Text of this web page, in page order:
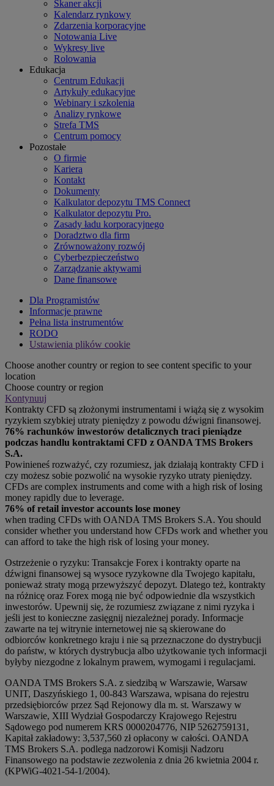
Skaner akcji
Kalendarz rynkowy
Zdarzenia korporacyjne
Notowania Live
Wykresy live
Rolowania
Edukacja
Centrum Edukacji
Artykuły edukacyjne
Webinary i szkolenia
Analizy rynkowe
Strefa TMS
Centrum pomocy
Pozostałe
O firmie
Kariera
Kontakt
Dokumenty
Kalkulator depozytu TMS Connect
Kalkulator depozytu Pro.
Zasady ładu korporacyjnego
Doradztwo dla firm
Zrównoważony rozwój
Cyberbezpieczeństwo
Zarządzanie aktywami
Dane finansowe
Dla Programistów
Informacje prawne
Pełna lista instrumentów
RODO
Ustawienia plików cookie
Choose another country or region to see content specific to your
location
Choose country or region
Kontynuuj
Kontrakty CFD są złożonymi instrumentami i wiążą się z wysokim
ryzykiem szybkiej utraty pieniędzy z powodu dźwigni finansowej.
76% rachunków inwestorów detalicznych traci pieniądze
podczas handlu kontraktami CFD z OANDA TMS Brokers
S.A.
Powinieneś rozważyć, czy rozumiesz, jak działają kontrakty CFD i
czy możesz sobie pozwolić na wysokie ryzyko utraty pieniędzy.
CFDs are complex instruments and come with a high risk of losing
money rapidly due to leverage.
76% of retail investor accounts lose money
when trading CFDs with OANDA TMS Brokers S.A. You should
consider whether you understand how CFDs work and whether you
can afford to take the high risk of losing your money.
Ostrzeżenie o ryzyku: Transakcje Forex i kontrakty oparte na
dźwigni finansowej są wysoce ryzykowne dla Twojego kapitału,
ponieważ straty mogą przewyższyć depozyt. Dlatego też, kontrakty
na różnicę oraz Forex mogą nie być odpowiednie dla wszystkich
inwestorów. Upewnij się, że rozumiesz związane z nimi ryzyka i
jeśli jest to konieczne zasięgnij niezależnej porady. Informacje
zawarte na tej witrynie internetowej nie są skierowane do
odbiorców konkretnego kraju i nie są przeznaczone do dystrybucji
do państw, w których dystrybucja albo użytkowanie tych informacji
byłyby niezgodne z lokalnym prawem, wymogami i regulacjami.
OANDA TMS Brokers S.A. z siedzibą w Warszawie, Warsaw
UNIT, Daszyńskiego 1, 00-843 Warszawa, wpisana do rejestru
przedsiębiorców przez Sąd Rejonowy dla m. st. Warszawy w
Warszawie, XIII Wydział Gospodarczy Krajowego Rejestru
Sądowego pod numerem KRS 0000204776, NIP 5262759131,
Kapitał zakładowy: 3,537,560 zł opłacony w całości. OANDA
TMS Brokers S.A. podlega nadzorowi Komisji Nadzoru
Finansowego na podstawie zezwolenia z dnia 26 kwietnia 2004 r.
(KPWiG-4021-54-1/2004).